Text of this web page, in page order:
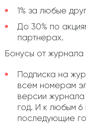
1% за любые
До 30% по
партнерах.
Бонусы от журнала
Подписка на
всем номерам
версии журнала
год. И к любым
последующие